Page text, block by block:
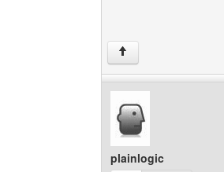
↑
plainlogic